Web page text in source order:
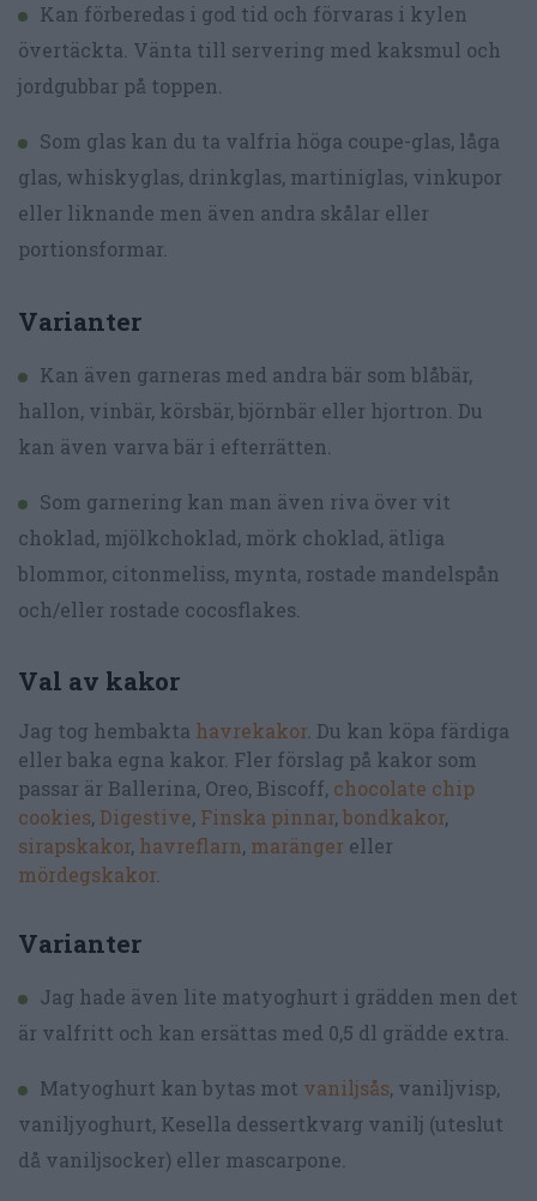
Kan förberedas i god tid och förvaras i kylen
övertäckta. Vänta till servering med kaksmul och
jordgubbar på toppen.
Som glas kan du ta valfria höga coupe-glas, låga
glas, whiskyglas, drinkglas, martiniglas, vinkupor
eller liknande men även andra skålar eller
portionsformar.
Varianter
Kan även garneras med andra bär som blåbär,
hallon, vinbär, körsbär, björnbär eller hjortron. Du
kan även varva bär i efterrätten.
Som garnering kan man även riva över vit
choklad, mjölkchoklad, mörk choklad, ätliga
blommor, citonmeliss, mynta, rostade mandelspån
och/eller rostade cocosflakes.
Val av kakor
Jag tog hembakta havrekakor. Du kan köpa färdiga
eller baka egna kakor. Fler förslag på kakor som
passar är Ballerina, Oreo, Biscoff, chocolate chip
cookies, Digestive, Finska pinnar, bondkakor,
sirapskakor, havreflarn, maränger eller
mördegskakor.
Varianter
Jag hade även lite matyoghurt i grädden men det
är valfritt och kan ersättas med 0,5 dl grädde extra.
Matyoghurt kan bytas mot vaniljsås, vaniljvisp,
vaniljyoghurt, Kesella dessertkvarg vanilj (uteslut
då vaniljsocker) eller mascarpone.